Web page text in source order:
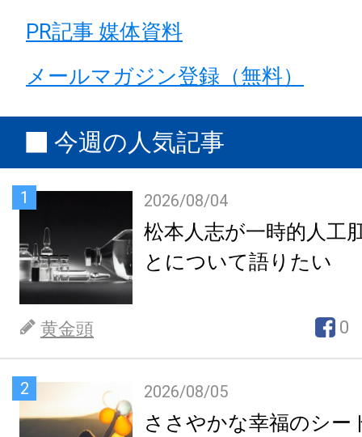
PR記事 媒体資料
メールマガジン登録（無料）
今週の人気記事
1 2026/08/04
松本人志が一時的人工
とについて語りたい
黄金頭 0
2 2026/08/05
ささやかな幸福のシー